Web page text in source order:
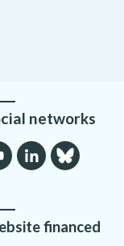
networks
financed